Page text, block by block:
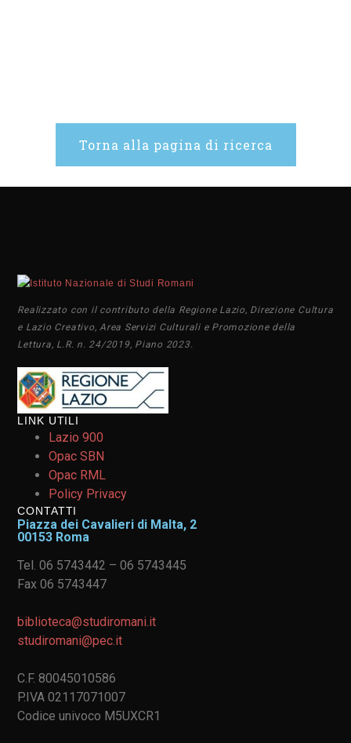
Torna alla pagina di ricerca
Realizzato con il contributo della Regione Lazio, Direzione Cultura
e Lazio Creativo, Area Servizi Culturali e Promozione della
Lettura, L.R. n. 24/2019, Piano 2023.
LINK UTILI
Lazio 900
Opac SBN
Opac RML
Policy Privacy
CONTATTI
Piazza dei Cavalieri di Malta, 2
00153 Roma
Tel. 06 5743442 – 06 5743445
Fax 06 5743447
biblioteca@studiromani.it
studiromani@pec.it
C.F. 80045010586
P.IVA 02117071007
Codice univoco M5UXCR1